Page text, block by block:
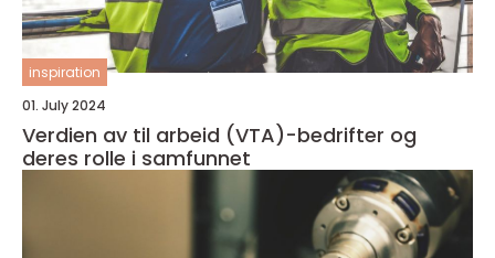
inspiration
01. July 2024
Verdien av til arbeid (VTA)-bedrifter og
deres rolle i samfunnet